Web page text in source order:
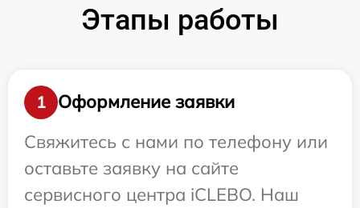
Этапы работы
1
Оформление заявки
Свяжитесь с нами по телефону или
оставьте заявку на сайте
сервисного центра iCLEBO. Наш